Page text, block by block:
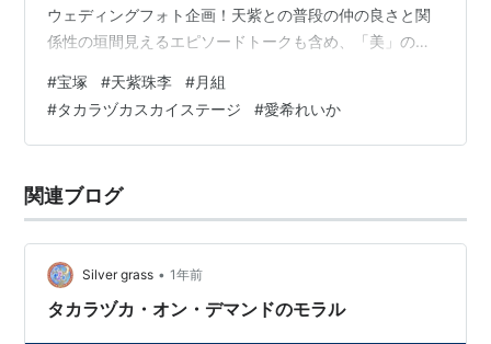
ウェディングフォト企画！天紫との普段の仲の良さと関
係性の垣間見えるエピソードトークも含め、「美」の詰
pic.twitter.com/CjDGL3UbVj — 【公式】タカラヅカ・ス
カイ・ステージ (@skystage_info) 2025年6月3日 CAST
＃36～天紫珠李 side-B～ side-Aは男役さん達でしたが
#宝塚 #天紫珠李 #月組
#タカラヅカスカイステージ #愛希れいか
関連ブログ
Silver grass • 1年前
タカラヅカ・オン・デマンドのモラル